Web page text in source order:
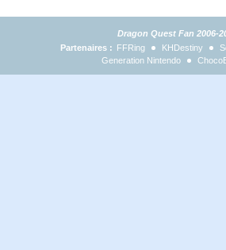
Dragon Quest Fan 2006-
Partenaires : FFRing KHDestiny
Generation Nintendo